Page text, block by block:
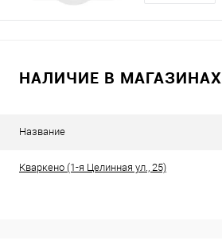
НАЛИЧИЕ В МАГАЗИНАХ
Название
Кваркено (1-я Целинная ул., 25)